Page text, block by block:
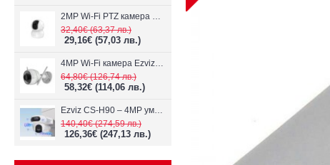
2MP Wi-Fi PTZ камерa с микрофон и говорител Ezviz CS-TY1
32,40€(63,37 лв.)
29,16€ (57,03 лв.)
4MP Wi-Fi камерa Ezviz CS-H3c с микрофон и говорител
64,80€(126,74 лв.)
58,32€ (114,06 лв.)
Ezviz CS-H90 – 4MP умна Wi-Fi камера, два обектива и цветен нощен
140,40€(274,59 лв.)
126,36€ (247,13 лв.)